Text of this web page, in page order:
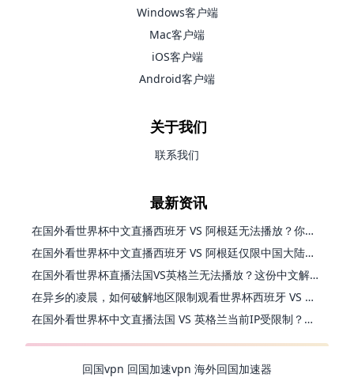
Windows客户端
Mac客户端
iOS客户端
Android客户端
关于我们
联系我们
最新资讯
在国外看世界杯中文直播西班牙 VS 阿根廷无法播放？你的解药在这里
在国外看世界杯中文直播西班牙 VS 阿根廷仅限中国大陆？别急，终极解决方案在这里
在国外看世界杯直播法国VS英格兰无法播放？这份中文解说观赛指南帮你解决
在异乡的凌晨，如何破解地区限制观看世界杯西班牙 VS 阿根廷？
在国外看世界杯中文直播法国 VS 英格兰当前IP受限制？这篇指南帮你解决所有问题
回国vpn 回国加速vpn 海外回国加速器